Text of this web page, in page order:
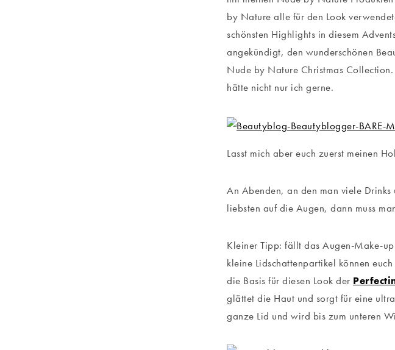
by Nature alle für den Look
schönsten Highlights in diesem
angekündigt, den wunderschönen
Nude by Nature Christmas
hätte nicht nur ich gerne.
Lasst mich aber euch zuerst meinen
An Abenden, an den man viele
liebsten auf die Augen, dann muss
Kleiner Tipp: fällt das Augen-Make-
kleine Lidschattenpartikel können
die Basis für diesen Look der
glättet die Haut und sorgt für eine
ganze Lid und wird bis zum unteren